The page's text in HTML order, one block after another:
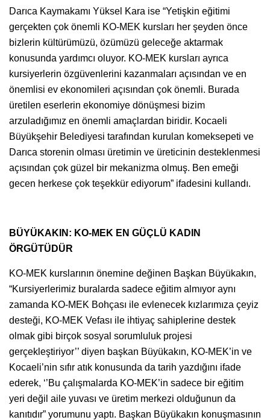
Darıca Kaymakamı Yüksel Kara ise “Yetişkin eğitimi
gerçekten çok önemli KO-MEK kursları her şeyden önce
bizlerin kültürümüzü, özümüzü geleceğe aktarmak
konusunda yardımcı oluyor. KO-MEK kursları ayrıca
kursiyerlerin özgüvenlerini kazanmaları açısından ve en
önemlisi ev ekonomileri açısından çok önemli. Burada
üretilen eserlerin ekonomiye dönüşmesi bizim
arzuladığımız en önemli amaçlardan biridir. Kocaeli
Büyükşehir Belediyesi tarafından kurulan komeksepeti ve
Darıca storenin olması üretimin ve üreticinin desteklenmesi
açısından çok güzel bir mekanizma olmuş. Ben emeği
gecen herkese çok teşekkür ediyorum” ifadesini kullandı.
BÜYÜKAKIN: KO-MEK EN GÜÇLÜ KADIN
ÖRGÜTÜDÜR
KO-MEK kurslarının önemine değinen Başkan Büyükakın,
“Kursiyerlerimiz buralarda sadece eğitim almıyor aynı
zamanda KO-MEK Bohçası ile evlenecek kızlarımıza çeyiz
desteği, KO-MEK Vefası ile ihtiyaç sahiplerine destek
olmak gibi birçok sosyal sorumluluk projesi
gerçekleştiriyor’’ diyen başkan Büyükakın, KO-MEK’in ve
Kocaeli’nin sıfır atık konusunda da tarih yazdığını ifade
ederek, ‘’Bu çalışmalarda KO-MEK’in sadece bir eğitim
yeri değil aile yuvası ve üretim merkezi olduğunun da
kanıtıdır” yorumunu yaptı. Başkan Büyükakın konuşmasının